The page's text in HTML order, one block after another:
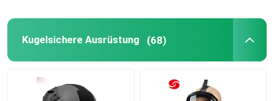
Kugelsichere Ausrüstung (68)